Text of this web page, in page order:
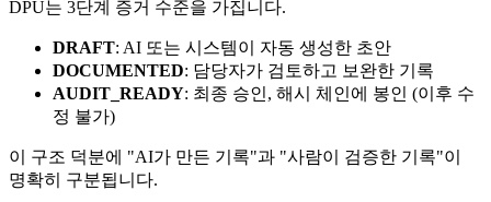
DPU는 3단계 증거 수준을 가집니다.
DRAFT: AI 또는 시스템이 자동 생성한 초안
DOCUMENTED: 담당자가 검토하고 보완한 기록
AUDIT_READY: 최종 승인, 해시 체인에 봉인 (이후 수
정 불가)
이 구조 덕분에 "AI가 만든 기록"과 "사람이 검증한 기록"이
명확히 구분됩니다.